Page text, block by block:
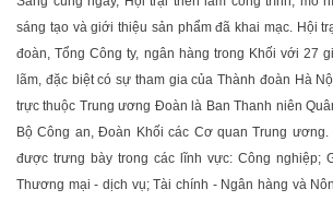
sáng tạo và giới thiệu sản phẩm đã khai mạc. Hội
đoàn, Tổng Công ty, ngân hàng trong Khối với 27
lãm, đặc biệt có sự tham gia của Thành đoàn Hà
trực thuộc Trung ương Đoàn là Ban Thanh niên
Bộ Công an, Đoàn Khối các Cơ quan Trung
được trưng bày trong các lĩnh vực: Công nghiệp;
Thương mại - dịch vụ; Tài chính - Ngân hàng và